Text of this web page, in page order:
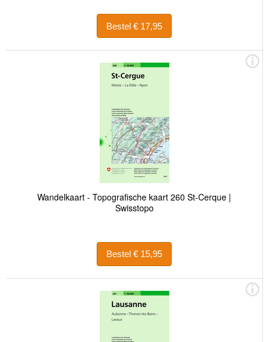
Bestel € 17,95
Wandelkaart - Topografische kaart 260 St-Cerque |
Swisstopo
Bestel € 15,95